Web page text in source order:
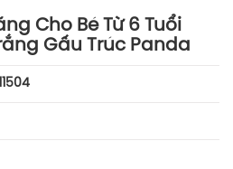
Cho Bé Từ 6 Tuổi
Gấu Trúc Panda